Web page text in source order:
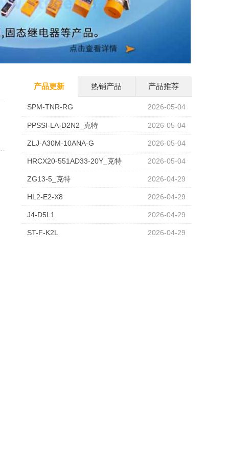
产品更新 热销产品 产品推荐
2026-05-04
SPM-TNR-RG
2026-05-04
PPSSI-LA-D2N2_克特
2026-05-04
ZLJ-A30M-10ANA-G
2026-05-04
HRCX20-551AD33-20Y_克特
2026-04-29
ZG13-5_克特
2026-04-29
HL2-E2-X8
2026-04-29
J4-D5L1
2026-04-29
ST-F-K2L